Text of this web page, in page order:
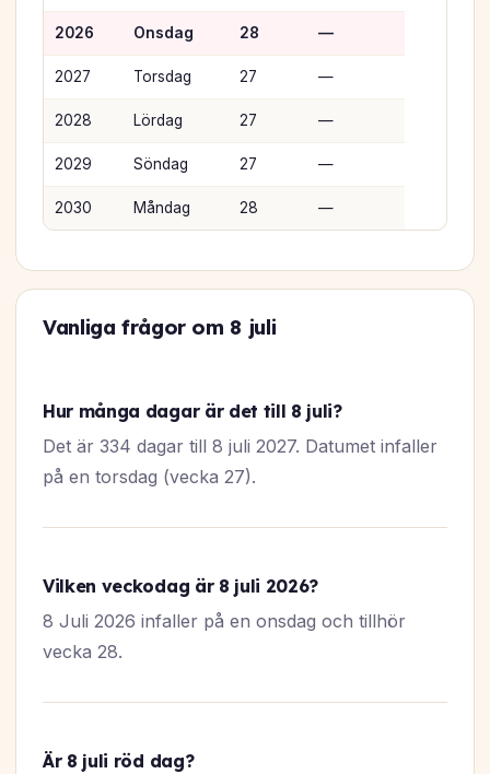
2026 Onsdag 28 —
2027 Torsdag 27 —
2028 Lördag 27 —
2029 Söndag 27 —
2030 Måndag 28 —
Vanliga frågor om 8 juli
Hur många dagar är det till 8 juli?
Det är 334 dagar till 8 juli 2027. Datumet infaller
på en torsdag (vecka 27).
Vilken veckodag är 8 juli 2026?
8 Juli 2026 infaller på en onsdag och tillhör
vecka 28.
Är 8 juli röd dag?